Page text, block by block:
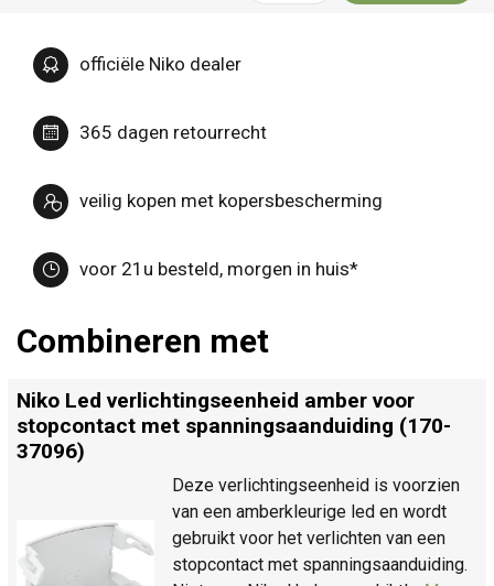
officiële Niko dealer
365 dagen retourrecht
veilig kopen met kopersbescherming
voor 21u besteld, morgen in huis*
Combineren met
Niko Led verlichtingseenheid amber voor
stopcontact met spanningsaanduiding (170-
37096)
Deze verlichtingseenheid is voorzien
van een amberkleurige led en wordt
gebruikt voor het verlichten van een
stopcontact met spanningsaanduiding.